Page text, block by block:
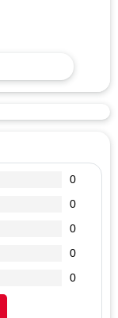
0
0
0
0
0